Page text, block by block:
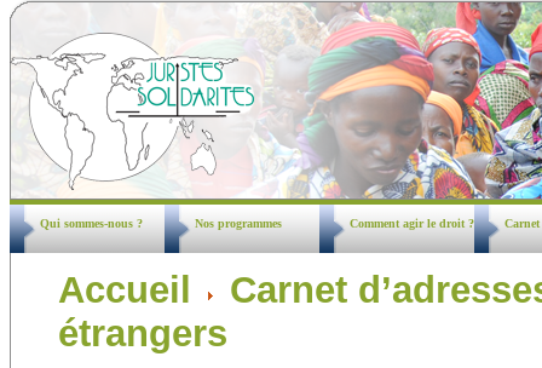
Qui sommes-nous ? Nos programmes Comment agir le droit ? Carnet
Accueil
Carnet
étrangers